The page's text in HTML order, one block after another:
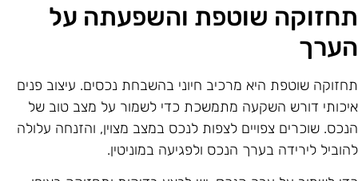
שוטפת והשפעתה על
שוטפת היא מרכיב חיוני בהשבחת נכסים. עיצוב פנים
דורש השקעה מתמשכת כדי לשמור על מצב טוב של
שוכרים צפויים לצפות לנכס במצב מצוין, והזנחה עלולה
לירידה בערך הנכס ולפגיעה במוניטין.